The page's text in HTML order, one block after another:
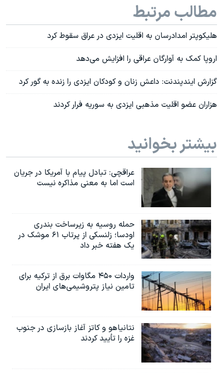
مطالب مرتبط
هلیکوپتر امدادرسان به اقلیت ایزدی در عراق سقوط کرد
اروپا کمک به آوارگان عراقی را افزایش می‌دهد
گزارش ایندپندنت: داعش زنان و کودکان ایزدی را زنده به گور کرد
هزاران عضو اقلیت مذهبی ایزدی به سوریه فرار کردند
بیشتر بخوانید
عراقچی: تبادل پیام با آمریکا در جریان
است اما به معنی مذاکره نیست
حمله روسیه به زیرساخت بندری
اودسا؛ زلنسکی از پرتاب ۶۱ موشک در
یک هفته خبر داد
واردات ۴۵۰ مگاوات برق از ترکیه برای
تامین نیاز پتروشیمی‌های ایران
نتانیاهو و کاتز آغاز بازسازی در جنوب
غزه را تأیید کردند